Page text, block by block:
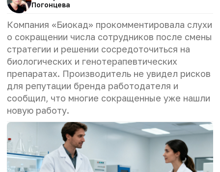
Погонцева
Компания «Биокад» прокомментировала слухи
о сокращении числа сотрудников после смены
стратегии и решении сосредоточиться на
биологических и генотерапевтических
препаратах. Производитель не увидел рисков
для репутации бренда работодателя и
сообщил, что многие сокращенные уже нашли
новую работу.